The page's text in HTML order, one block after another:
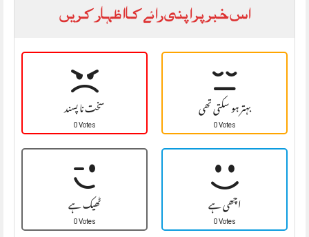
اس خبر پر اپنی رائے کا اظہار کریں
سخت نا پسند
0 Votes بہتر ہو سکتی تھی
0 Votes
ٹھیک ہے
0 Votes اچھی ہے
0 Votes